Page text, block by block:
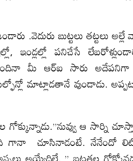
.వెదురు బుట్టలు తట్టలు అల్లే
ఇండ్లల్లో పనిచేసే
ఏందినా మీ ఆర్ఐ సారు
మాట్లాడతానే వుండాడు.
ఆ సార్ని
గానా చూసినాడంటే. నేనేందో